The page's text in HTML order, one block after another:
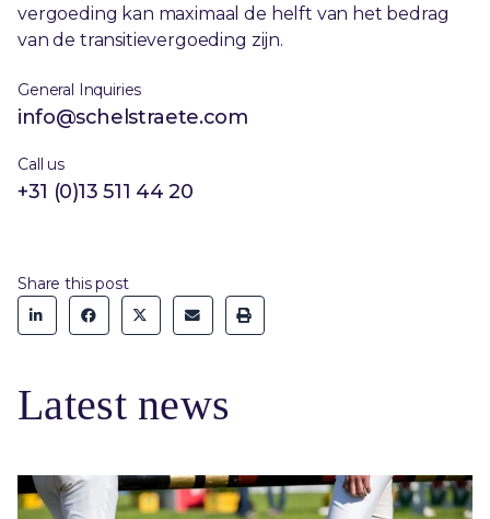
vergoeding kan maximaal de helft van het bedrag
van de transitievergoeding zijn.
General Inquiries
info@schelstraete.com
Call us
+31 (0)13 511 44 20
Share this post
Latest news